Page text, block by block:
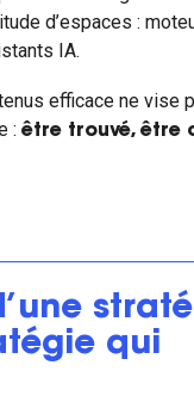
d’espaces :
IA.
efficace ne vise
: être trouvé, être
qui